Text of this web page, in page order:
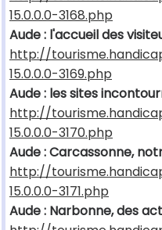
15.0.0.0-3168.php
Aude : l'accueil des
http://
15.0.0.0-3169.php
Aude : les sites
http://
15.0.0.0-3170.php
Aude : Carcassonne,
http://
15.0.0.0-3171.php
Aude : Narbonne, des